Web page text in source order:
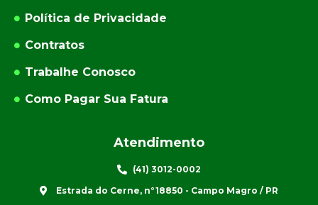
Política de Privacidade
Contratos
Trabalhe Conosco
Como Pagar Sua Fatura
Atendimento
(41) 3012-0002
Estrada do Cerne, n°18850 - Campo Magro / PR